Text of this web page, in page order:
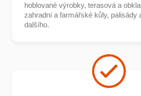
hoblované výrobky, terasová a
zahradní a farmářské kůly, palisády
dalšího.